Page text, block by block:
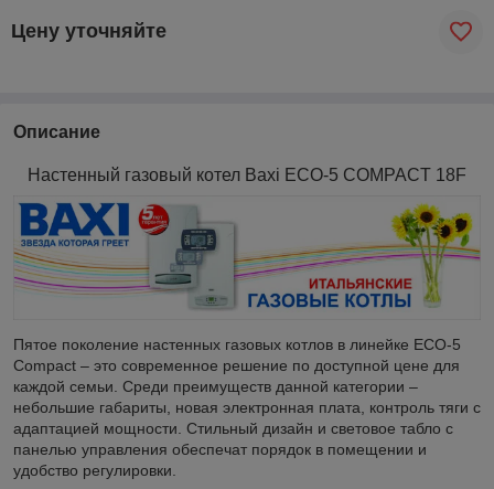
Цену уточняйте
Описание
Настенный газовый котел Baxi ECO-5 COMPACT 18F
Пятое поколение настенных газовых котлов в линейке ECO-5
Compact – это современное решение по доступной цене для
каждой семьи. Среди преимуществ данной категории –
небольшие габариты, новая электронная плата, контроль тяги с
адаптацией мощности. Стильный дизайн и световое табло с
панелью управления обеспечат порядок в помещении и
удобство регулировки.